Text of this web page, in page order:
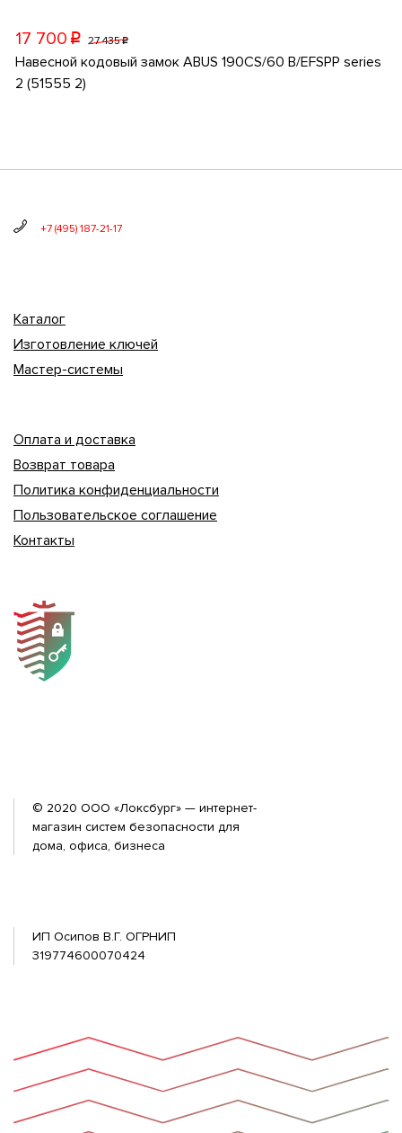
17 700 p 27 435p
Навесной кодовый замок ABUS 190CS/60 B/EFSPP series
2 (51555 2)
+7 (495) 187-21-17
Каталог
Изготовление ключей
Мастер-системы
Оплата и доставка
Возврат товара
Политика конфиденциальности
Пользовательское соглашение
Контакты
© 2020 ООО «Локсбург» — интернет-
магазин систем безопасности для
дома, офиса, бизнеса
ИП Осипов В.Г. ОГРНИП
319774600070424